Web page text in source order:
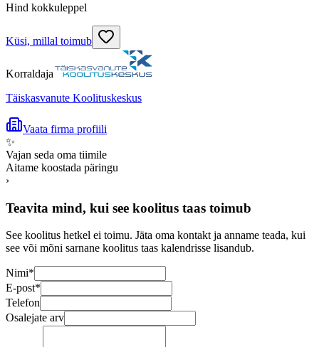
Hind kokkuleppel
Küsi, millal toimub
Korraldaja
Täiskasvanute Koolituskeskus
Vaata firma profiili
✨
Vajan seda oma tiimile
Aitame koostada päringu
›
Teavita mind, kui see koolitus taas toimub
See koolitus hetkel ei toimu. Jäta oma kontakt ja anname teada, kui
see või mõni sarnane koolitus taas kalendrisse lisandub.
Nimi*
E-post*
Telefon
Osalejate arv